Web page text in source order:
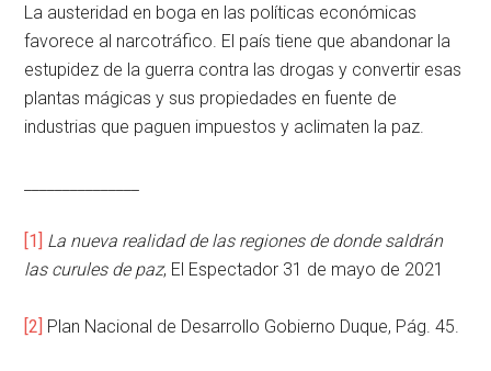
La austeridad en boga en las políticas económicas
favorece al narcotráfico. El país tiene que abandonar la
estupidez de la guerra contra las drogas y convertir esas
plantas mágicas y sus propiedades en fuente de
industrias que paguen impuestos y aclimaten la paz.
[1] La nueva realidad de las regiones de donde saldrán
las curules de paz, El Espectador 31 de mayo de 2021
[2] Plan Nacional de Desarrollo Gobierno Duque, Pág. 45.